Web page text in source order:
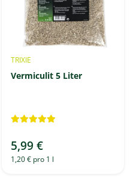
TRIXIE
Vermiculit 5 Liter
5,99 €
1,20 € pro 1 l